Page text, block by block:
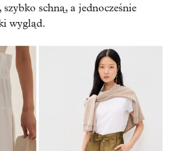
schną, a jednocześnie
wygląd.